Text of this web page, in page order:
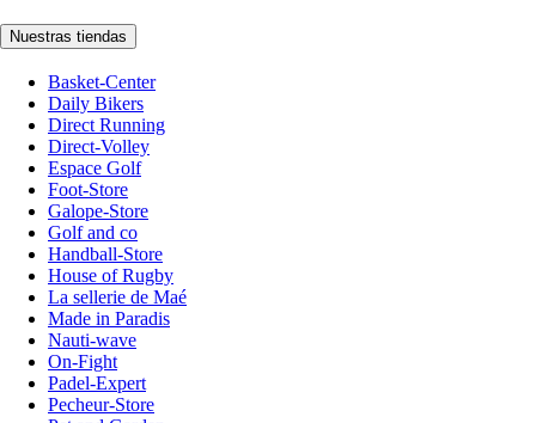
Nuestras tiendas
Basket-Center
Daily Bikers
Direct Running
Direct-Volley
Espace Golf
Foot-Store
Galope-Store
Golf and co
Handball-Store
House of Rugby
La sellerie de Maé
Made in Paradis
Nauti-wave
On-Fight
Padel-Expert
Pecheur-Store